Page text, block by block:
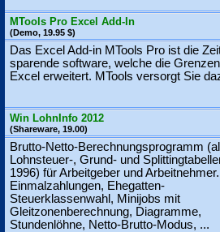
MTools Pro Excel Add-In
(Demo, 19.95 $)
Das Excel Add-in MTools Pro ist die
sparende software, welche die
Excel erweitert. MTools versorgt Sie
Win LohnInfo 2012
(Shareware, 19.00)
Brutto-Netto-Berechnungsprogramm
Lohnsteuer-, Grund- und
1996) für Arbeitgeber und Arbeitnehmer.
Einmalzahlungen, Ehegatten-
Steuerklassenwahl, Minijobs mit
Gleitzonenberechnung, Diagramme,
Stundenlöhne, Netto-Brutto-Modus, ...